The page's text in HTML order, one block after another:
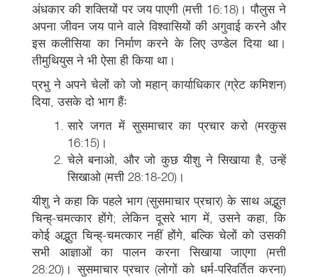
अंधकार की शक्तियों पर जय पाएगी (मत्ती 16:18)। पौलुस ने
अपना जीवन जय पाने वाले विश्वासियों की अगुवाई करने और
इस कलीसिया का निर्माण करने के लिए उण्डेल दिया था।
तीमुथियुस ने भी ऐसा ही किया था।
प्रभु ने अपने चेलों को जो महान् कार्याधिकार (ग्रेट कमिशन)
दिया, उसके दो भाग हैंः
सारे जगत में सुसमाचार का प्रचार करो (मरकुस
16:15)।
चेले बनाओ, और जो कुछ यीशु ने सिखाया है, उन्हें
सिखाओ (मत्ती 28:18-20)।
यीशु ने कहा कि पहले भाग (सुसमाचार प्रचार) के साथ अद्भुत
चिन्ह्-चमत्कार होंगे; लेकिन दूसरे भाग में, उसने कहा, कि
कोई अद्भुत चिन्ह्-चमत्कार नहीं होंगे, बल्कि चेलों को उसकी
सभी आज्ञाओं का पालन करना सिखाया जाएगा (मत्ती
28:20)। सुसमाचार प्रचार (लोगों को धर्म-परिवर्तित करना)